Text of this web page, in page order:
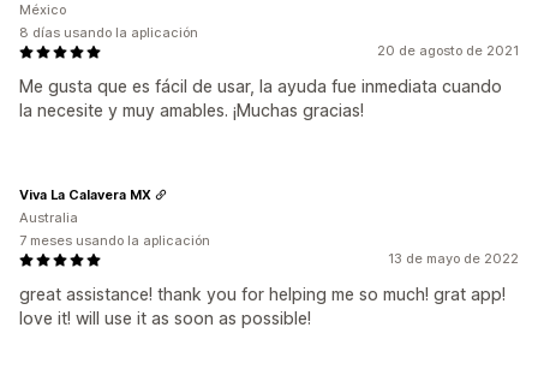
20 de agosto de 2021
Me gusta que es fácil de usar, la ayuda fue inmediata cuando
la necesite y muy amables. ¡Muchas gracias!
México
8 días usando la aplicación
13 de mayo de 2022
great assistance! thank you for helping me so much! grat app!
love it! will use it as soon as possible!
Viva La Calavera MX
Australia
7 meses usando la aplicación